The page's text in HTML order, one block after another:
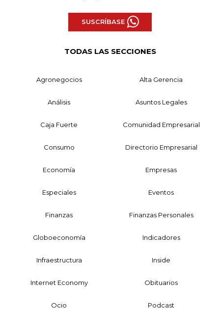
SUSCRÍBASE
TODAS LAS SECCIONES
Agronegocios Alta Gerencia
Análisis Asuntos Legales
Caja Fuerte Comunidad Empresarial
Consumo Directorio Empresarial
Economía Empresas
Especiales Eventos
Finanzas Finanzas Personales
Globoeconomía Indicadores
Infraestructura Inside
Internet Economy Obituarios
Ocio Podcast